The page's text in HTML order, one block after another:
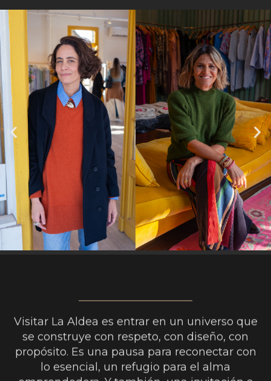
Visitar La Aldea es entrar en un universo que
se construye con respeto, con diseño, con
propósito. Es una pausa para reconectar con
lo esencial, un refugio para el alma